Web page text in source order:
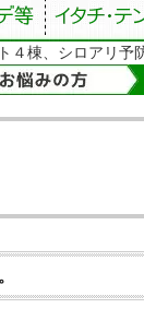
４棟、シロアリ予